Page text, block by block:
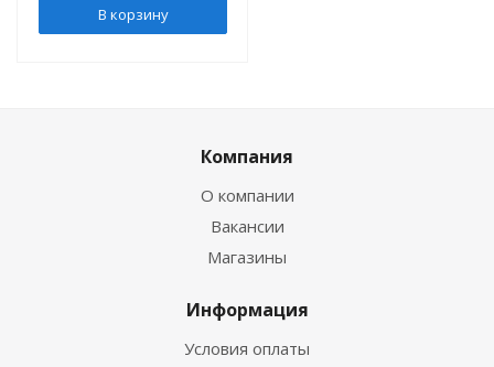
В корзину
Компания
О компании
Вакансии
Магазины
Информация
Условия оплаты